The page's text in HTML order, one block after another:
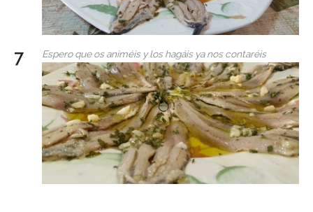
Espero que os animéis y los hagáis ya nos contaréis